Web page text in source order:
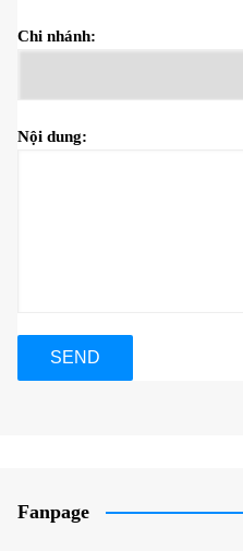
Chi nhánh:
Nội dung:
Fanpage